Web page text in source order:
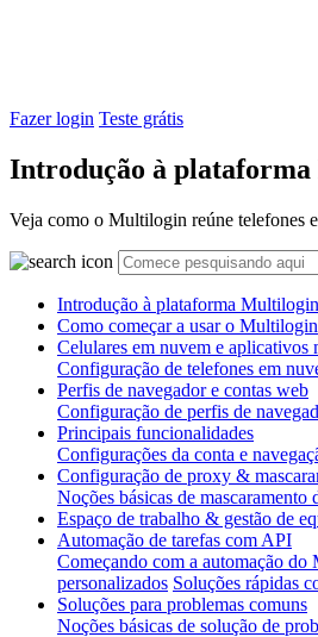
Fazer login Teste grátis
Introdução à
Veja como o Multilogin reúne telefones
Introdução à plataforma Multilogin
Como começar a usar o Multilogin
Celulares em nuvem e aplicativos
Configuração de telefones em
Perfis de navegador e contas web
Configuração de perfis de
Principais funcionalidades
Configurações da conta e
Configuração de proxy &
Noções básicas de mascaramento
Espaço de trabalho & gestão de
Automação de tarefas com API
Começando com a automação do
personalizados Soluções rápidas
Soluções para problemas comuns
Noções básicas de solução de